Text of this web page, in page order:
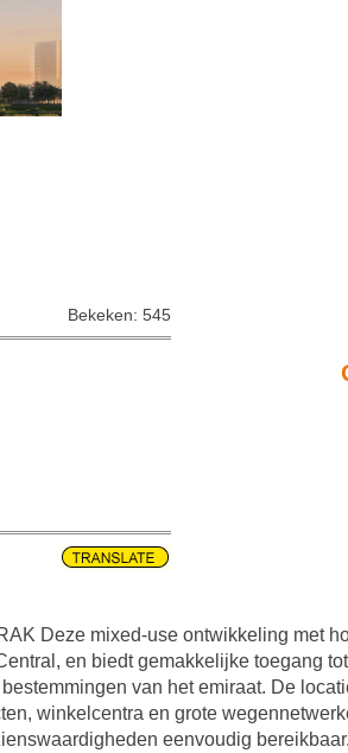
Bekeken: 545
Deze mixed-use ontwikkeling met
en biedt gemakkelijke toegang
van het emiraat. De
winkelcentra en grote
eenvoudig